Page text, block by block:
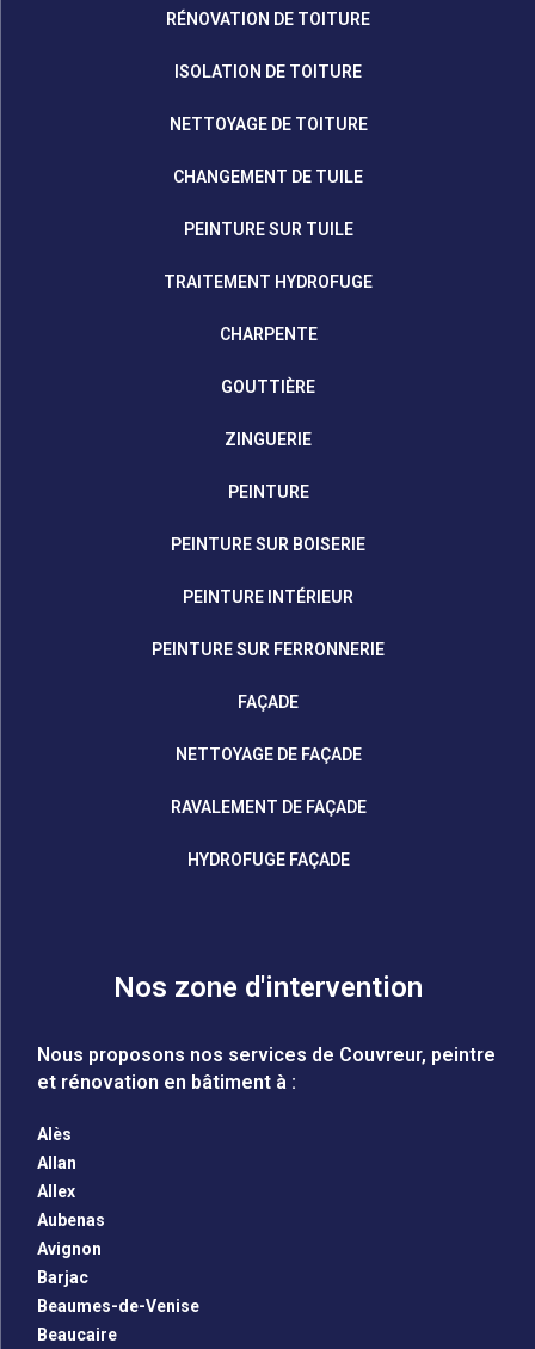
RÉNOVATION DE TOITURE
ISOLATION DE TOITURE
NETTOYAGE DE TOITURE
CHANGEMENT DE TUILE
PEINTURE SUR TUILE
TRAITEMENT HYDROFUGE
CHARPENTE
GOUTTIÈRE
ZINGUERIE
PEINTURE
PEINTURE SUR BOISERIE
PEINTURE INTÉRIEUR
PEINTURE SUR FERRONNERIE
FAÇADE
NETTOYAGE DE FAÇADE
RAVALEMENT DE FAÇADE
HYDROFUGE FAÇADE
Nos zone d'intervention
Nous proposons nos services de Couvreur, peintre
et rénovation en bâtiment à :
Alès
Allan
Allex
Aubenas
Avignon
Barjac
Beaumes-de-Venise
Beaucaire